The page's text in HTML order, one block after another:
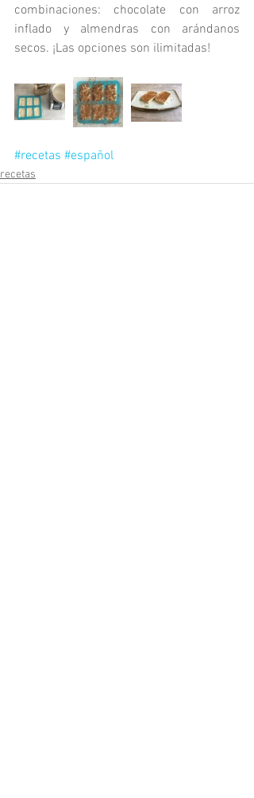
combinaciones: chocolate con arroz
inflado y almendras con arándanos
secos. ¡Las opciones son ilimitadas!
#recetas #español
recetas